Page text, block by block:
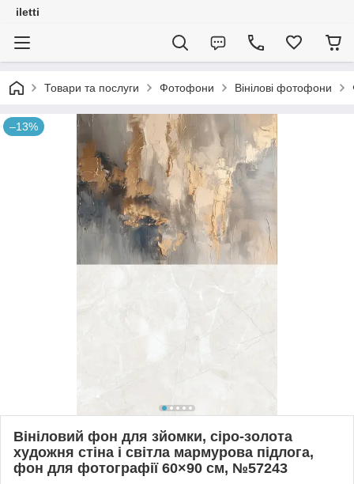
iletti
Товари та послуги Фотофони Вінілові фотофони
–13%
Вініловий фон для зйомки, сіро-золота
художня стіна і світла мармурова підлога,
фон для фотографії 60×90 см, №57243